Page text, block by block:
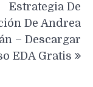
Estrategia De
De Andrea
– Descargar
EDA Gratis